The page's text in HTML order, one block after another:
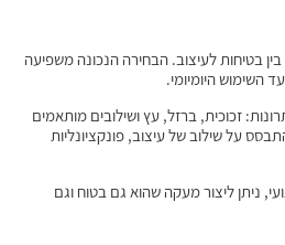
בטיחות לעיצוב. הבחירה הנכונה משפיעה
השימוש היומיומי.
זכוכית, ברזל, עץ ושילובים מותאמים
על שילוב של עיצוב, פונקציונליות
ניתן ליצור מעקה שהוא גם בטוח וגם